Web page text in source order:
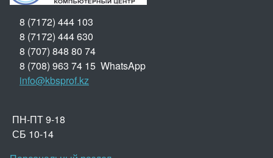
8 (7172) 444 103
8 (7172) 444 630
8 (707) 848 80 74
8 (708) 963 74 15 WhatsApp
info@kbsprof.kz
ПН-ПТ 9-18
СБ 10-14